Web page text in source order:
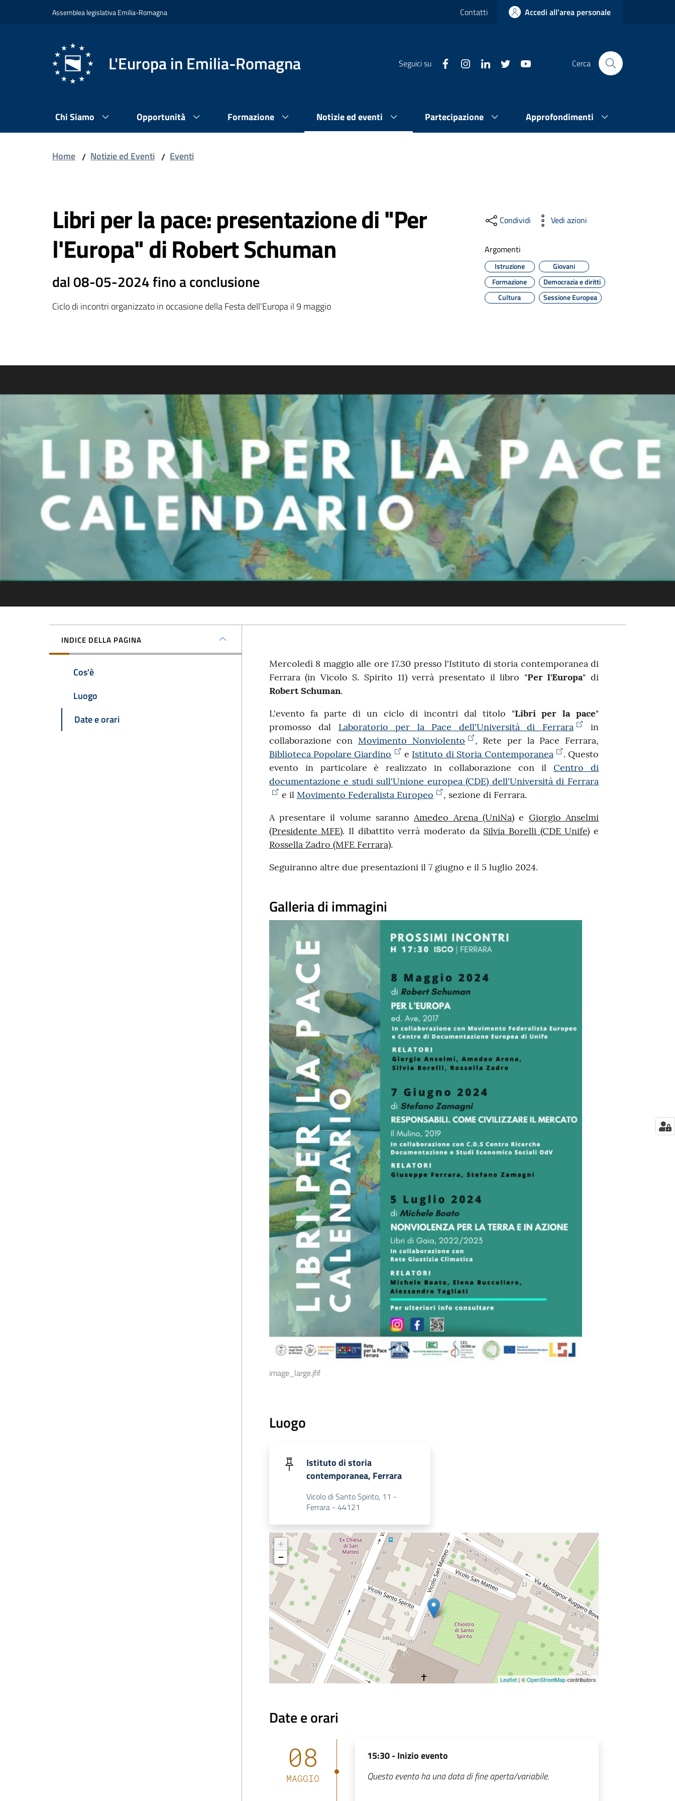
Vai al contenuto
Vai alla navigazioneAssemblea legislativa Emilia-Romagna Contatti Accedi all'area personale
L'Europa in Emilia-Romagna Seguici su Cerca
Chi Siamo Opportunità Formazione Notizie ed eventi Partecipazione Approfondimenti
Home / Notizie ed Eventi / Eventi
Libri per la pace: presentazione di "Per
l'Europa" di Robert Schuman
dal 08-05-2024 fino a conclusione
Ciclo di incontri organizzato in occasione della Festa dell'Europa il 9 maggio
Condividi Vedi azioni
Argomenti
Istruzione
Giovani
Formazione
Democrazia e diritti
Cultura
Sessione Europea
INDICE DELLA PAGINA
Cos'è
Luogo
Date e orari
Mercoledì 8 maggio alle ore 17.30 presso l'Istituto di storia contemporanea di
Ferrara (in Vicolo S. Spirito 11) verrà presentato il libro "Per l'Europa" di
Robert Schuman.
L'evento fa parte di un ciclo di incontri dal titolo "Libri per la pace"
promosso dal Laboratorio per la Pace dell'Università di Ferrara
in
collaborazione con Movimento Nonviolento
, Rete per la Pace Ferrara,
Biblioteca Popolare Giardino
e Istituto di Storia Contemporanea
. Questo
evento in particolare è realizzato in collaborazione con ilCentro di
documentazione e studi sull'Unione europea (CDE) dell'Università di Ferrara
e il Movimento Federalista Europeo
, sezione di Ferrara.
A presentare il volume sarannoAmedeo Arena (UniNa) e Giorgio Anselmi
(Presidente MFE). Il dibattito verrà moderato da Silvia Borelli (CDE Unife) e
Rossella Zadro (MFE Ferrara).
Seguiranno altre due presentazioni il 7 giugno e il 5 luglio 2024.
Galleria di immagini
image_large.jfif
Luogo
Istituto di storia
contemporanea, Ferrara
Vicolo di Santo Spirito, 11 -
Ferrara - 44121
+
−
Leaflet| ©OpenStreetMapcontributors
Date e orari
08
MAGGIO
15:30 -Inizio evento
Questo evento ha una data di fine aperta/variabile.